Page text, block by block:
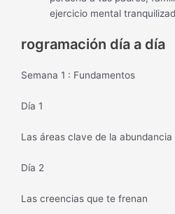
ejercicio mental
rogramación día a día
Semana 1 : Fundamentos
Día 1
Las áreas clave de la abundancia
Día 2
Las creencias que te frenan